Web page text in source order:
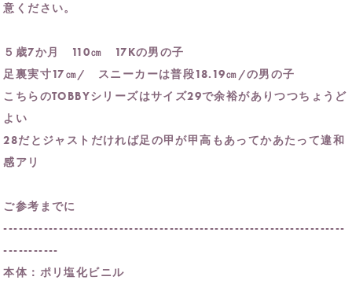
意ください。
５歳7か月 110㎝ 17Kの男の子
足裏実寸17㎝/ スニーカーは普段18.19㎝/の男の子
こちらのTOBBYシリーズはサイズ29で余裕がありつつちょうど
よい
28だとジャストだければ足の甲が甲高もあってかあたって違和
感アリ
ご参考までに
--------------------------------------------------------------------
-----------
本体：ポリ塩化ビニル